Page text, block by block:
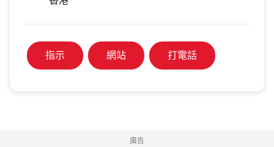
指示 網站 打電話
廣告